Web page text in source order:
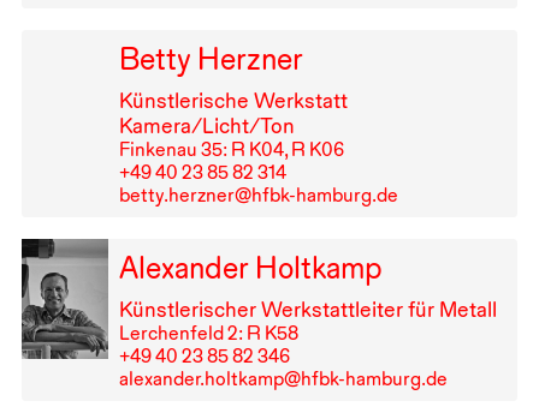
Betty Herzner
Künstlerische Werkstatt
Kamera/Licht/Ton
Finkenau 35: R K04, R K06
+49⁠ ⁠40⁠ ⁠23⁠ ⁠85⁠ ⁠82⁠ ⁠314
betty.herzner@hfbk-hamburg.de
Alexander Holtkamp
Künstlerischer Werkstattleiter für Metall
Lerchenfeld 2: R K58
+49⁠ ⁠40⁠ ⁠23⁠ ⁠85⁠ ⁠82⁠ ⁠346
alexander.holtkamp@hfbk-hamburg.de